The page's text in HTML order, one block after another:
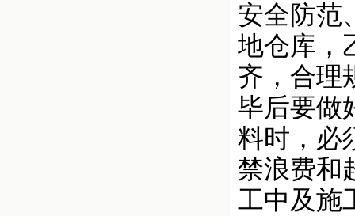
安全防范
地仓库，
齐，合理
毕后要做
料时，必
禁浪费和
工中及施